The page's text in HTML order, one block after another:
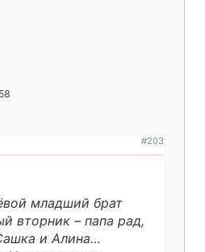
#203
младший брат
вторник – папа рад,
и Алина…